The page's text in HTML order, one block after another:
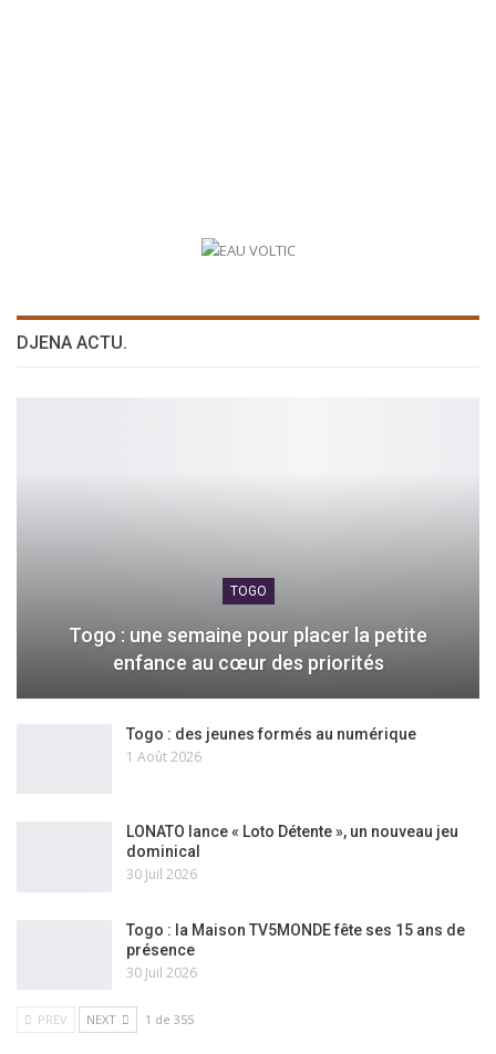
DJENA ACTU.
TOGO
Togo : une semaine pour placer la petite
enfance au cœur des priorités
Togo : des jeunes formés au numérique
1 Août 2026
LONATO lance « Loto Détente », un nouveau jeu
dominical
30 Juil 2026
Togo : la Maison TV5MONDE fête ses 15 ans de
présence
30 Juil 2026
PREV NEXT 1 de 355